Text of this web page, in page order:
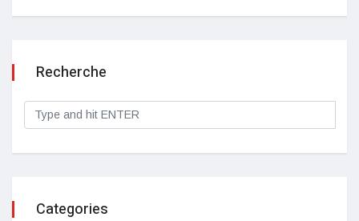
Recherche
Categories